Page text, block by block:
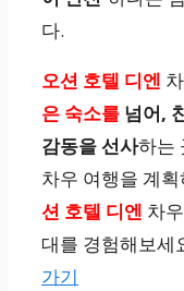
다.
오션 호텔 디엔
은 숙소를 넘어,
감동을 선사하는
차우 여행을 계
션 호텔 디엔 차
대를 경험해보세
가기